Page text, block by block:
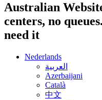
Australian
centers, no
need it
Nederlands
العربية
Azerbaijani
Català
中文